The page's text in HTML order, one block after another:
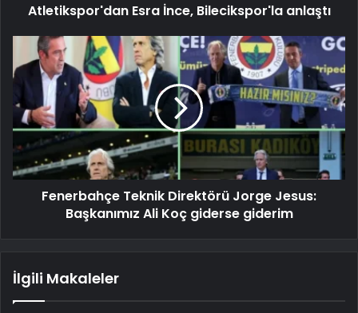
Atletikspor'dan Esra İnce, Bilecikspor'la anlaştı
Fenerbahçe Teknik Direktörü Jorge Jesus:
Başkanımız Ali Koç giderse giderim
İlgili Makaleler